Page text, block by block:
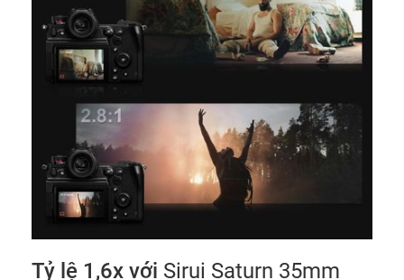
Tỷ lệ 1,6x với Sirui Saturn 35mm